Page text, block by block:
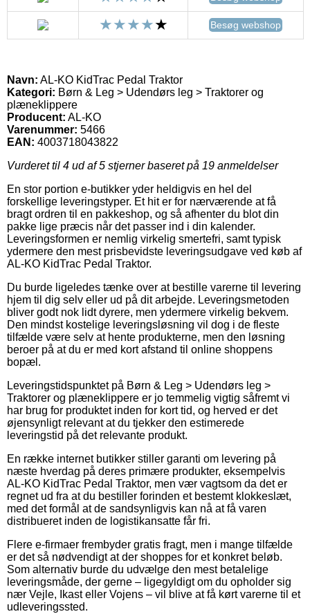
Besøg webshop
Navn: AL-KO KidTrac Pedal Traktor
Kategori: Børn & Leg > Udendørs leg > Traktorer og
plæneklippere
Producent: AL-KO
Varenummer: 5466
EAN: 4003718043822
Vurderet til 4 ud af 5 stjerner baseret på 19 anmeldelser
En stor portion e-butikker yder heldigvis en hel del
forskellige leveringstyper. Et hit er for nærværende at få
bragt ordren til en pakkeshop, og så afhenter du blot din
pakke lige præcis når det passer ind i din kalender.
Leveringsformen er nemlig virkelig smertefri, samt typisk
ydermere den mest prisbevidste leveringsudgave ved køb af
AL-KO KidTrac Pedal Traktor.
Du burde ligeledes tænke over at bestille varerne til levering
hjem til dig selv eller ud på dit arbejde. Leveringsmetoden
bliver godt nok lidt dyrere, men ydermere virkelig bekvem.
Den mindst kostelige leveringsløsning vil dog i de fleste
tilfælde være selv at hente produkterne, men den løsning
beroer på at du er med kort afstand til online shoppens
bopæl.
Leveringstidspunktet på Børn & Leg > Udendørs leg >
Traktorer og plæneklippere er jo temmelig vigtig såfremt vi
har brug for produktet inden for kort tid, og herved er det
øjensynligt relevant at du tjekker den estimerede
leveringstid på det relevante produkt.
En række internet butikker stiller garanti om levering på
næste hverdag på deres primære produkter, eksempelvis
AL-KO KidTrac Pedal Traktor, men vær vagtsom da det er
regnet ud fra at du bestiller forinden et bestemt klokkeslæt,
med det formål at de sandsynligvis kan nå at få varen
distribueret inden de logistikansatte får fri.
Flere e-firmaer frembyder gratis fragt, men i mange tilfælde
er det så nødvendigt at der shoppes for et konkret beløb.
Som alternativ burde du udvælge den mest betalelige
leveringsmåde, der gerne – ligegyldigt om du opholder sig
nær Vejle, Ikast eller Vojens – vil blive at få kørt varerne til et
udleveringssted.